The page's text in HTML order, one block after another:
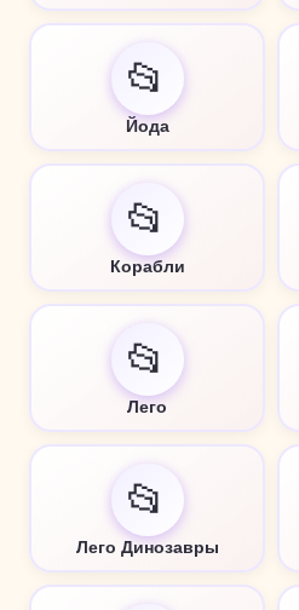
📂
Йода
📂
Корабли
📂
Лего
📂
Лего Динозавры